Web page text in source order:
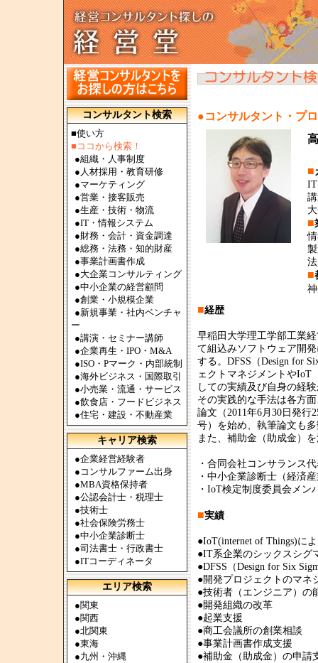
コンサルタント検索
■使い方
■ココから検索！
●組織・人事制度
● 人材採用・教育研修
●マーケティング
●営業・接客販売
●生産・技術・物流
●IT・情報システム
●財務・会計・資金調達
●総務・法務・知的財産
●事業計画書作成
●大企業コンサルティング
●中小企業の経営顧問
●創業・小規模企業
●新規事業・社内ベンチャ
ー
●講演・セミナー講師
●企業再生・IPO・M&A
●ISO・Pマーク・内部統制
●海外ビジネス・国際取引
●小売業・流通・サービス
●飲食店・フードビジネス
●住宅・建設・不動産業
キャリア検索
●企業経営経験者
● コンサルファーム出身
●MBA資格保持者
●公認会計士・税理士
●技術士
●社会保険労務士
●中小企業診断士
●司法書士・行政書士
●ITコーディネータ
エリア検索
●関東
●関西
●北関東
●東海
●九州・沖縄
●コンサルタント・プ
■
IT
■
■
■経歴
早稲田大学理工学部工業
て組込みソフトウェア開
する。DFSS（Design for
ェクトマネジメントやIoT
しての実績及び自身の経
その実践的な手法は各方
論文（2011年6月30日発行
号）を始め、執筆論文も
また、補助金（助成金）
・合同会社コンサランス
・中小企業診断士（経済
・IoT検定制度委員会メン
■実績
●IoT(internet of Things)に
●IT系企業のシックスシグ
●DFSS（Design for Six
●開発プロジェクトのマネ
●技術者（エンジニア）の
●開発組織の改革
●起業支援
●商工会議所の創業相談
●事業計画書作成支援
●補助金（助成金）の申請